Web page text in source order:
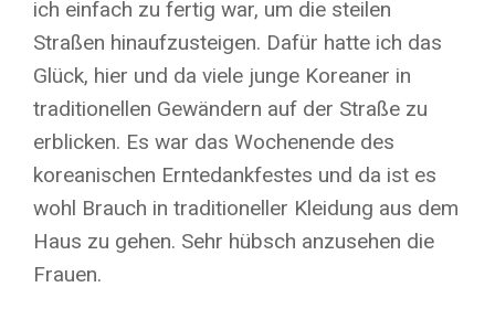
ich einfach zu fertig war, um die steilen
Straßen hinaufzusteigen. Dafür hatte ich das
Glück, hier und da viele junge Koreaner in
traditionellen Gewändern auf der Straße zu
erblicken. Es war das Wochenende des
koreanischen Erntedankfestes und da ist es
wohl Brauch in traditioneller Kleidung aus dem
Haus zu gehen. Sehr hübsch anzusehen die
Frauen.